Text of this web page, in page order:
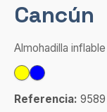
Cancún
Almohadilla
Referencia: 9589